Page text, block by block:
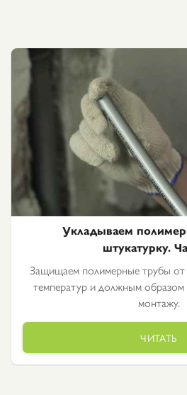
Укладываем
штукатурку.
Защищаем полимерные трубы от
температур и должным образом
монтажу.
ЧИТАТЬ